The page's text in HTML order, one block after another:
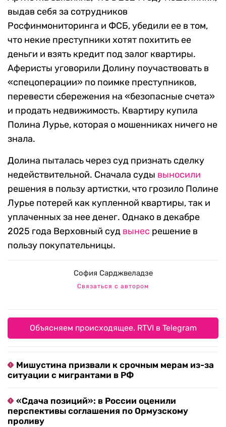
выдав себя за сотрудников
Росфинмониторинга и ФСБ, убедили ее в том,
что некие преступники хотят похитить ее
деньги и взять кредит под залог квартиры.
Аферисты уговорили Долину поучаствовать в
«спецоперации» по поимке преступников,
перевести сбережения на «безопасные счета»
и продать недвижимость. Квартиру купила
Полина Лурье, которая о мошенниках ничего не
знала.
Долина пыталась через суд признать сделку
недействительной. Сначала суды выносили
решения в пользу артистки, что грозило Полине
Лурье потерей как купленной квартиры, так и
уплаченных за нее денег. Однако в декабре
2025 года Верховный суд вынес решение в
пользу покупательницы.
София Сарджвеладзе
Связаться с автором
Объясняем происходящее. RTVI в Telegram
Мишустина призвали к срочным мерам из-за
ситуации с мигрантами в РФ
«Сдача позиций»: в России оценили
перспективы соглашения по Ормузскому
проливу